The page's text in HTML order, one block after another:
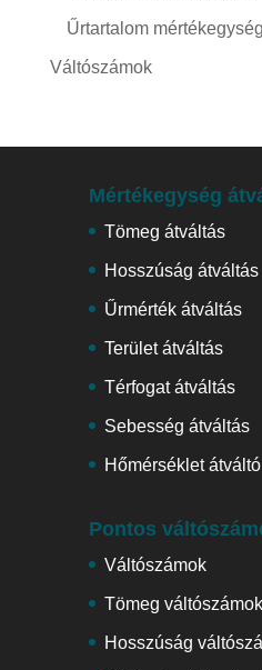
Űrtartalom
Váltószámok
Mértékegység
Tömeg átváltás
Hosszúság átváltás
Űrmérték átváltás
Terület átváltás
Térfogat átváltás
Sebesség átváltás
Hőmérséklet átváltó
Pontos
Váltószámok
Tömeg váltószámok
Hosszúság